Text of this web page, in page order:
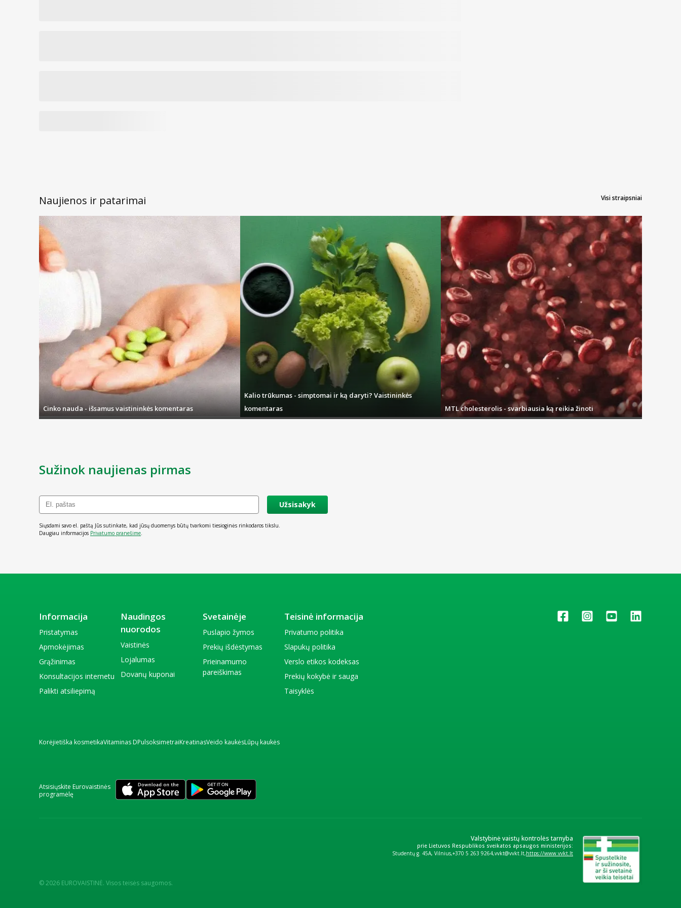
Naujienos ir patarimai Visi straipsniai
Cinko nauda - išsamus vaistininkės komentaras
Kalio trūkumas - simptomai ir ką daryti? Vaistininkės
komentaras
MTL cholesterolis - svarbiausia ką reikia žinoti
Sužinok naujienas pirmas
Užsisakyk
Siųsdami savo el. paštą Jūs sutinkate, kad jūsų duomenys būtų tvarkomi tiesioginės rinkodaros tikslu.
Daugiau informacijos Privatumo pranešime
Informacija
Pristatymas
Apmokėjimas
Grąžinimas
Konsultacijos internetu
Palikti atsiliepimą
Naudingos
nuorodos
Vaistinės
Lojalumas
Dovanų kuponai
Svetainėje
Puslapio žymos
Prekių išdėstymas
Prieinamumo
pareiškimas
Teisinė informacija
Privatumo politika
Slapukų politika
Verslo etikos kodeksas
Prekių kokybė ir sauga
Taisyklės
Korėjietiška kosmetikaVitaminas DPulsoksimetraiKreatinasVeido kaukėsLūpų kaukės
Atsisiųskite Eurovaistinės
programėlę
© 2026 EUROVAISTINĖ. Visos teisės saugomos.
Valstybinė vaistų kontrolės tarnyba
prie Lietuvos Respublikos sveikatos apsaugos ministerijos:
Studentų g. 45A, Vilnius +370 5 263 9264 vvkt@vvkt.lt https://www.vvkt.lt